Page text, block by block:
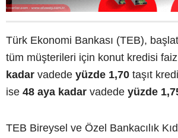
Türk Ekonomi Bankası (TEB),
tüm müşterileri için konut kredisi faiz
kadar vadede yüzde 1,70 taşıt
ise 48 aya kadar vadede yüzde
TEB Bireysel ve Özel Bankacılık